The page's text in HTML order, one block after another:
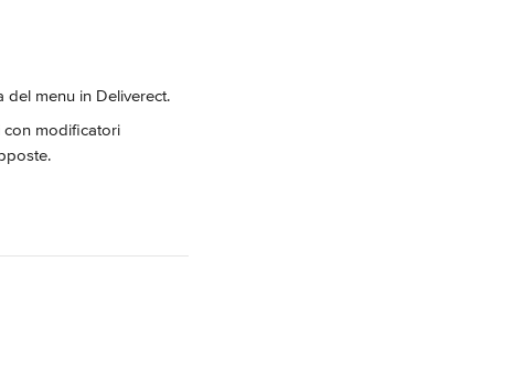
del menu in Deliverect.
con modificatori